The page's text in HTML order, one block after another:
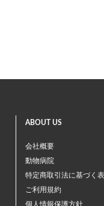
ABOUT US
会社概要
動物病院
特定商取引法に基づく
ご利用規約
個人情報保護方針